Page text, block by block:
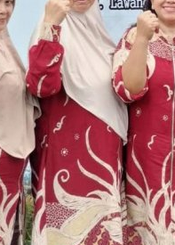
Timur KAB. MALANG
Kabupaten Malang,